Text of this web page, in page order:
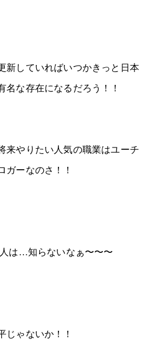
新していればいつかきっと日本
な存在になるだろう！！
来やりたい人気の職業はユーチ
ガーなのさ！！
は…知らないなぁ〜〜〜
じゃないか！！